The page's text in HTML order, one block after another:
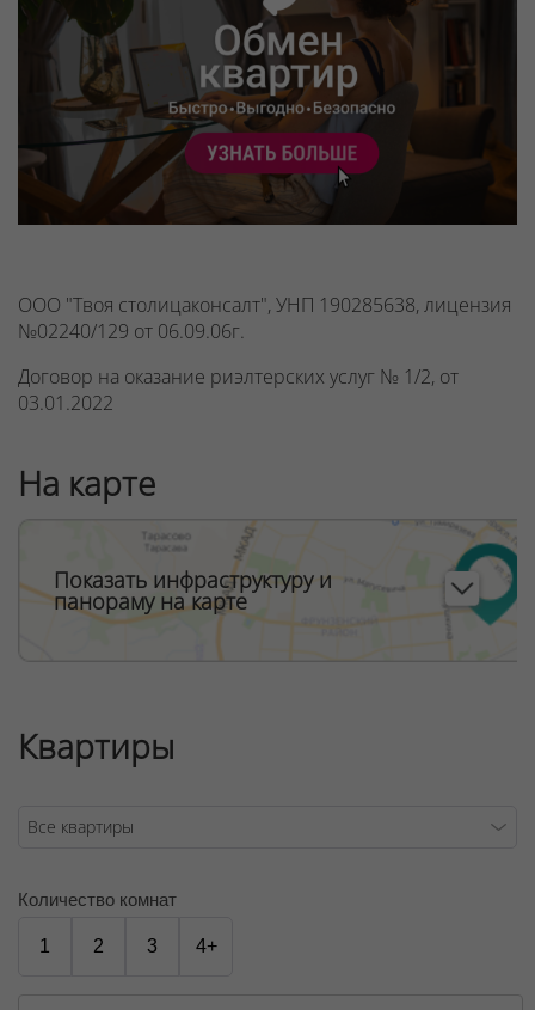
ООО "Твоя столицаконсалт", УНП 190285638, лицензия
№02240/129 от 06.09.06г.
Договор на оказание риэлтерских услуг № 1/2, от
03.01.2022
На карте
Показать инфраструктуру и
панораму на карте
Квартиры
Количество комнат
1 2 3 4+